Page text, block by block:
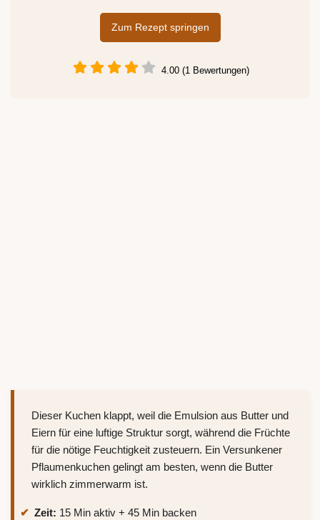
Zum Rezept springen
4.00 (1 Bewertungen)
Dieser Kuchen klappt, weil die Emulsion aus Butter und
Eiern für eine luftige Struktur sorgt, während die Früchte
für die nötige Feuchtigkeit zusteuern. Ein Versunkener
Pflaumenkuchen gelingt am besten, wenn die Butter
wirklich zimmerwarm ist.
Zeit: 15 Min aktiv + 45 Min backen